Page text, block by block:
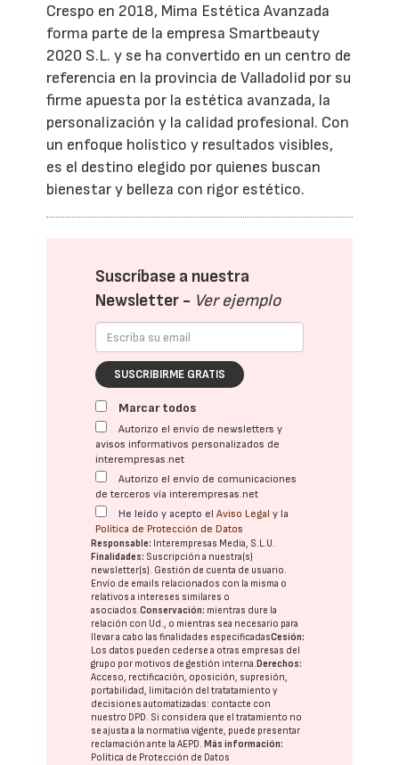
Crespo en 2018, Mima Estética Avanzada
forma parte de la empresa Smartbeauty
2020 S.L. y se ha convertido en un centro de
referencia en la provincia de Valladolid por su
firme apuesta por la estética avanzada, la
personalización y la calidad profesional. Con
un enfoque holístico y resultados visibles,
es el destino elegido por quienes buscan
bienestar y belleza con rigor estético.
Suscríbase a nuestra
Newsletter - Ver ejemplo
SUSCRIBIRME GRATIS
Marcar todos
Autorizo el envío de newsletters y
avisos informativos personalizados de
interempresas.net
Autorizo el envío de comunicaciones
de terceros vía interempresas.net
He leído y acepto elAviso Legal y la
Política de Protección de Datos
Responsable: Interempresas Media, S.L.U.
Finalidades: Suscripción a nuestra(s)
newsletter(s). Gestión de cuenta de usuario.
Envío de emails relacionados con la misma o
relativos a intereses similares o
asociados.Conservación: mientras dure la
relación con Ud., o mientras sea necesario para
llevar a cabo las finalidades especificadasCesión:
Los datos pueden cederse a otras empresas del
grupo por motivos de gestión interna. Derechos:
Acceso, rectificación, oposición, supresión,
portabilidad, limitación del tratatamiento y
decisiones automatizadas: contacte con
nuestro DPD. Si considera que el tratamiento no
se ajusta a la normativa vigente, puede presentar
reclamación ante laAEPD. Más información:
Política de Protección de Datos